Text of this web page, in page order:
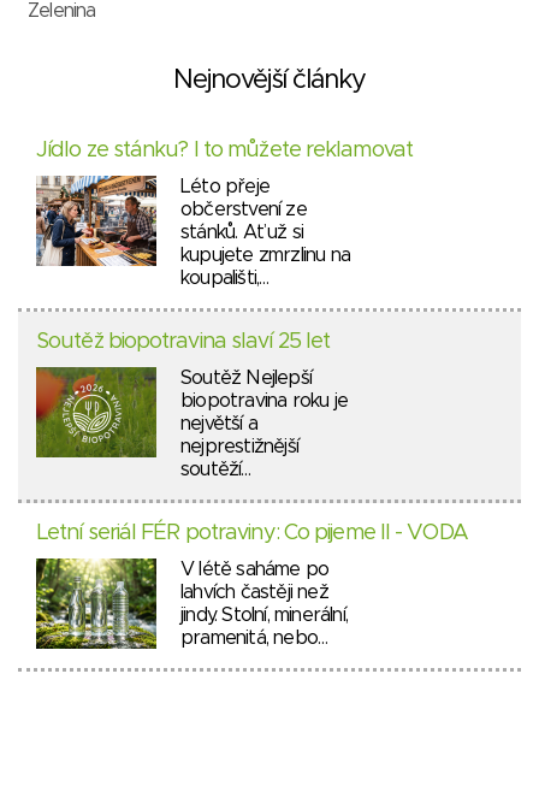
Zelenina
Nejnovější články
Jídlo ze stánku? I to můžete reklamovat
Léto přeje
občerstvení ze
stánků. Ať už si
kupujete zmrzlinu na
koupališti,…
Soutěž biopotravina slaví 25 let
Soutěž Nejlepší
biopotravina roku je
největší a
nejprestižnější
soutěží…
Letní seriál FÉR potraviny: Co pijeme II - VODA
V létě saháme po
lahvích častěji než
jindy. Stolní, minerální,
pramenitá, nebo…